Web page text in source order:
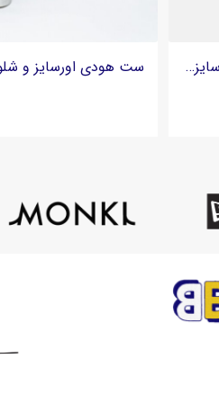
شلوار اسلش جاگر زنانه رگولار فیت برند دراپ سایز Dropsize